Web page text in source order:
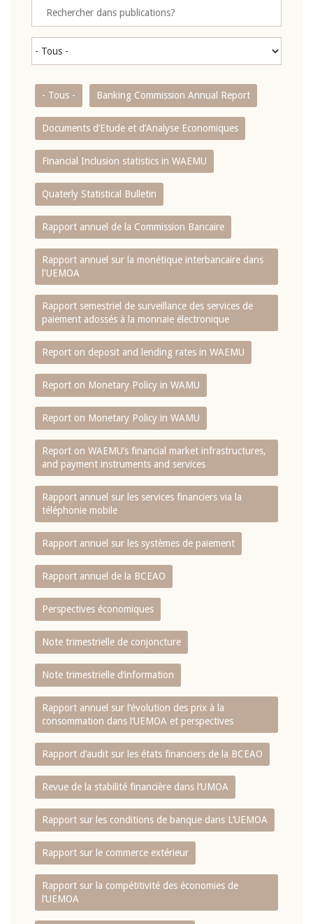
- Tous - Banking Commission Annual Report
Documents d’Etude et d’Analyse Economiques
Financial Inclusion statistics in WAEMU
Quaterly Statistical Bulletin
Rapport annuel de la Commission Bancaire
Rapport annuel sur la monétique interbancaire dans
l'UEMOA
Rapport semestriel de surveillance des services de
paiement adossés à la monnaie électronique
Report on deposit and lending rates in WAEMU
Report on Monetary Policy in WAMU
Report on Monetary Policy in WAMU
Report on WAEMU’s financial market infrastructures,
and payment instruments and services
Rapport annuel sur les services financiers via la
téléphonie mobile
Rapport annuel sur les systèmes de paiement
Rapport annuel de la BCEAO
Perspectives économiques
Note trimestrielle de conjoncture
Note trimestrielle d‘information
Rapport annuel sur l‘évolution des prix à la
consommation dans l‘UEMOA et perspectives
Rapport d‘audit sur les états financiers de la BCEAO
Revue de la stabilité financière dans l‘UMOA
Rapport sur les conditions de banque dans L‘UEMOA
Rapport sur le commerce extérieur
Rapport sur la compétitivité des économies de
l‘UEMOA